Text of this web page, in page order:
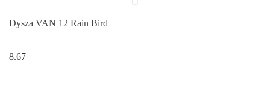
Dysza VAN 12 Rain Bird
8.67